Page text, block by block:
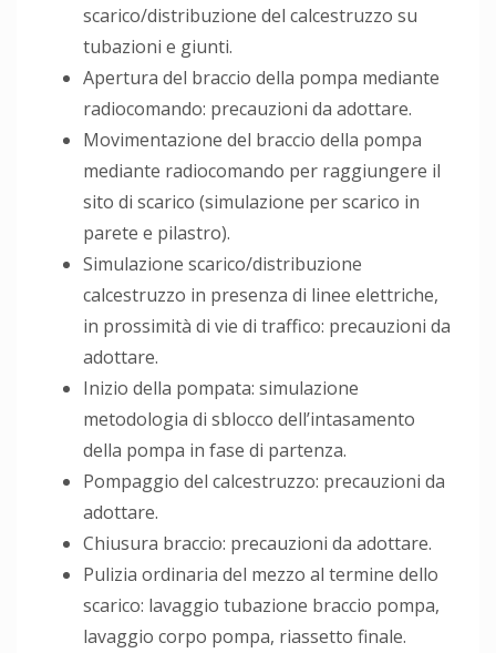
scarico/distribuzione del calcestruzzo su
tubazioni e giunti.
Apertura del braccio della pompa mediante
radiocomando: precauzioni da adottare.
Movimentazione del braccio della pompa
mediante radiocomando per raggiungere il
sito di scarico (simulazione per scarico in
parete e pilastro).
Simulazione scarico/distribuzione
calcestruzzo in presenza di linee elettriche,
in prossimità di vie di traffico: precauzioni da
adottare.
Inizio della pompata: simulazione
metodologia di sblocco dell’intasamento
della pompa in fase di partenza.
Pompaggio del calcestruzzo: precauzioni da
adottare.
Chiusura braccio: precauzioni da adottare.
Pulizia ordinaria del mezzo al termine dello
scarico: lavaggio tubazione braccio pompa,
lavaggio corpo pompa, riassetto finale.